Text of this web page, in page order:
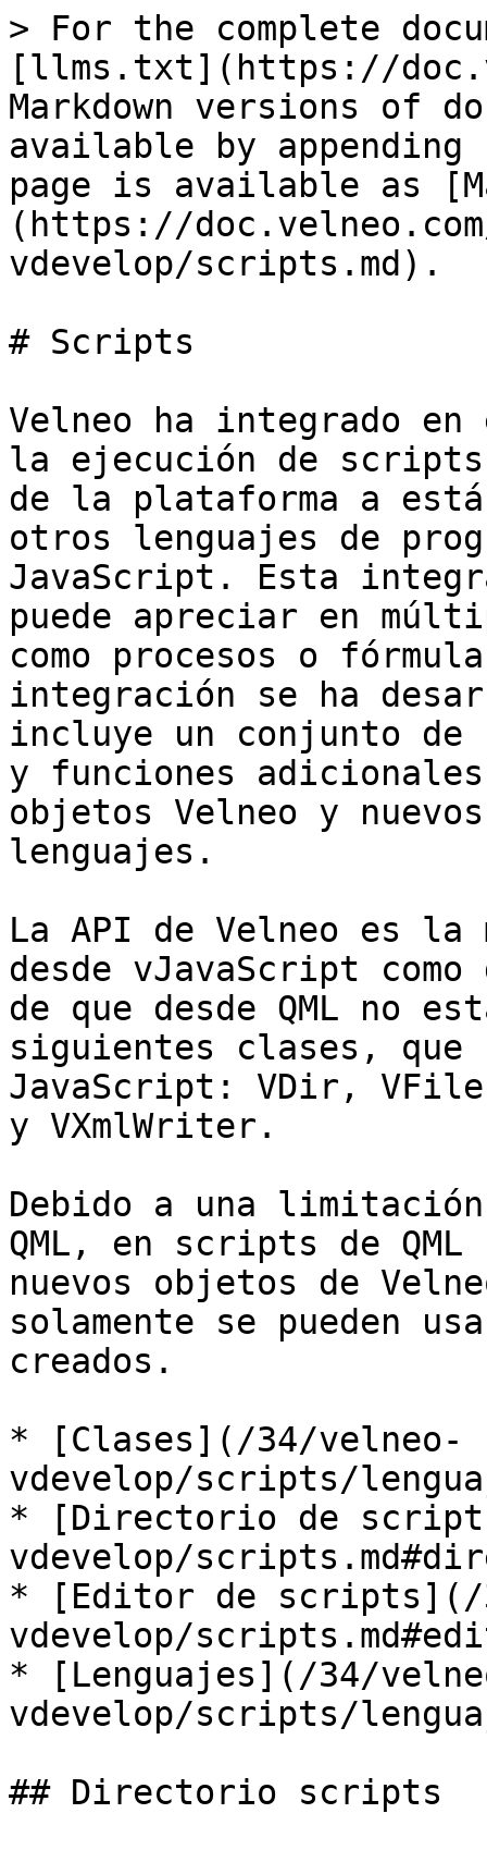
> For the complete
[llms.txt](https://
Markdown versions of
available by
page is available as
(https://
vdevelop/scripts.md).
# Scripts
Velneo ha integrado
la ejecución de
de la plataforma a
otros lenguajes de
JavaScript. Esta
puede apreciar en
como procesos o
integración se ha
incluye un conjunto de
y funciones
objetos Velneo y
lenguajes.
La API de Velneo es la
desde vJavaScript
de que desde QML no
siguientes clases,
JavaScript: VDir,
y VXmlWriter.
Debido a una
QML, en scripts de
nuevos objetos de
solamente se pueden
creados.
* [Clases](/34/velneo-
vdevelop/scripts/
* [Directorio de
vdevelop/
* [Editor de scripts](/
vdevelop/
* [Lenguajes](/34/
vdevelop/scripts/
## Directorio scripts